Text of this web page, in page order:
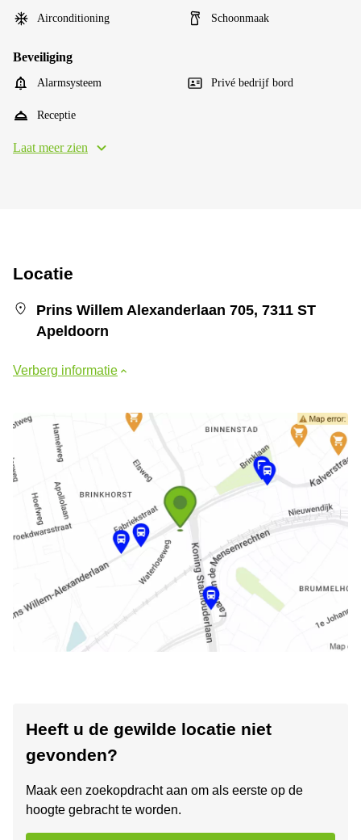
Airconditioning Schoonmaak
Beveiliging
Alarmsysteem Privé bedrijf bord
Receptie
Laat meer zien
Locatie
Prins Willem Alexanderlaan 705, 7311 ST
Apeldoorn
Verberg informatie
Heeft u de gewilde locatie niet
gevonden?
Maak een zoekopdracht aan om als eerste op de
hoogte gebracht te worden.